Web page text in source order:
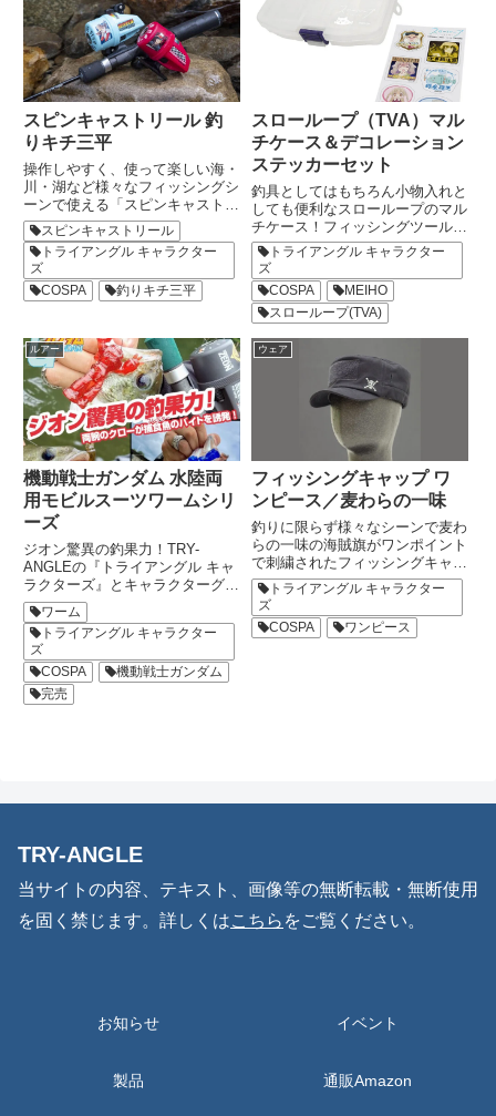
スピンキャストリール 釣
りキチ三平
操作しやすく、使って楽しい海・
川・湖など様々なフィッシングシ
ーンで使える「スピンキャスト」
タイプのリールに「釣りキチ三
平」から２モデルが登場です。
「LOVE FISH SANPEI」のキャ
ッチフレーズとともにデザインさ
れた三平モデルは水辺を...
スピンキャストリール
トライアングル キャラクター
ズ
COSPA
釣りキチ三平
スローループ（TVA）マル
チケース＆デコレーション
ステッカーセット
釣具としてはもちろん小物入れと
しても便利なスローループのマル
チケース！フィッシングツールボ
ックスの定番MEIHOケース！本
体のケースや好きなところに貼れ
てカスタムできる『スロールー
プ』の世界観を凝縮したステッカ
ー付き。釣具だけではなく、ス
トライアングル キャラクター
ズ
COSPA
MEIHO
スローループ(TVA)
ルアー
機動戦士ガンダム 水陸両
用モビルスーツワームシリ
ーズ
ジオン驚異の釣果力！TRY-
ANGLEの『トライアングル キャ
ラクターズ』とキャラクターグッ
ズの『COSPA』が『機動戦士ガ
ンダム』に登場する水陸両用モビ
ルスーツ『ズゴック』のワームを
開発！公式設定に基づいて機体の
ディテールをワームとして再...
ワーム
トライアングル キャラクター
ズ
COSPA
機動戦士ガンダム
完売
ウェア
フィッシングキャップ ワ
ンピース／麦わらの一味
釣りに限らず様々なシーンで麦わ
らの一味の海賊旗がワンポイント
で刺繍されたフィッシングキャッ
プです。正面にはワッペンベース
が付いており、好きなワッペンで
カスタマイズ可能。サイドのスリ
ットには偏光グラスやサングラス
トライアングル キャラクター
ズ
COSPA
ワンピース
TRY-ANGLE
当サイトの内容、テキスト、画像等の無断転載・無断使用
を固く禁じます。詳しくはこちら をご覧ください。
お知らせ イベント
製品 通販Amazon